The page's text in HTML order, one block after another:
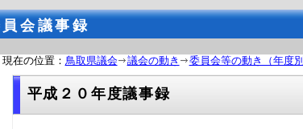
会議事録
現在の位置： 鳥取県議会 議会の動き 委員会等の動き（年度別
平成２０年度議事録